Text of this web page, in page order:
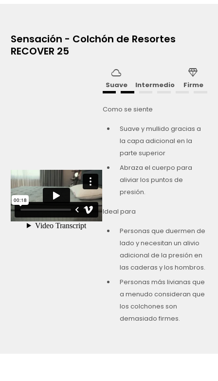
Sensación - Colchón de Resortes
RECOVER 25
cloud
Suave Intermedio
diamond
Firme
Como se siente
Suave y mullido gracias a
la capa adicional en la
parte superior
Abraza el cuerpo para
aliviar los puntos de
presión.
Ideal para
Personas que duermen de
lado y necesitan un alivio
adicional de la presión en
las caderas y los hombros.
Personas más livianas que
a menudo consideran que
los colchones son
demasiado firmes.